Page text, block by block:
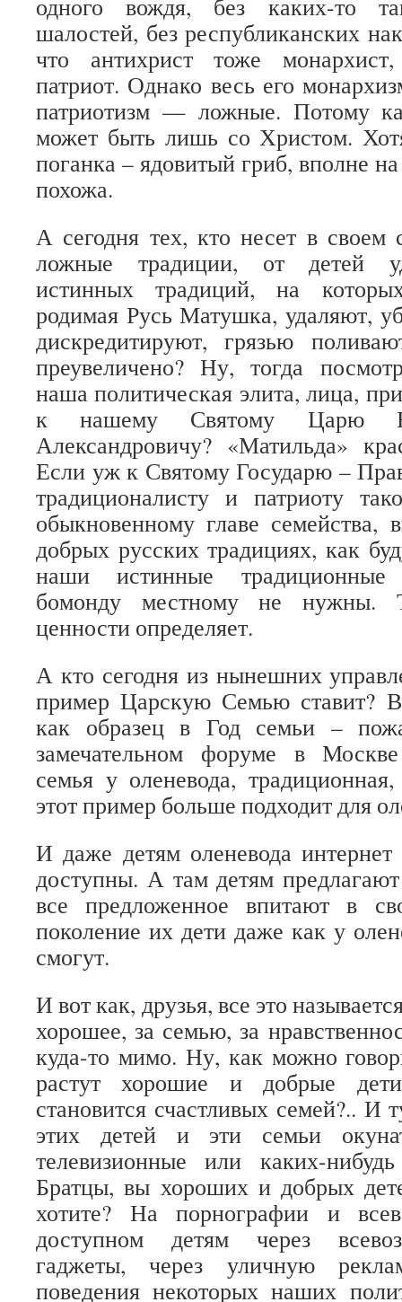
одного вождя, без каких-то
шалостей, без республиканских
что антихрист тоже
патриот. Однако весь его
патриотизм — ложные. Потому
может быть лишь со Христом.
поганка – ядовитый гриб, вполне
похожа.
А сегодня тех, кто несет в своем
ложные традиции, от детей
истинных традиций, на
родимая Русь Матушка, удаляют,
дискредитируют, грязью
преувеличено? Ну, тогда
наша политическая элита, лица,
к нашему Святому Царю
Александровичу? «Матильда»
Если уж к Святому Государю –
традиционалисту и патриоту
обыкновенному главе
добрых русских традициях, как
наши истинные традиционные
бомонду местному не нужны.
ценности определяет.
А кто сегодня из нынешних
пример Царскую Семью ставит?
как образец в Год семьи –
замечательном форуме в
семья у оленевода,
этот пример больше подходит для
И даже детям оленевода интернет
доступны. А там детям
все предложенное впитают в
поколение их дети даже как у
смогут.
И вот как, друзья, все это
хорошее, за семью, за
куда-то мимо. Ну, как можно
растут хорошие и добрые
становится счастливых семей?.. И
этих детей и эти семьи
телевизионные или каких-
Братцы, вы хороших и добрых
хотите? На порнографии и
доступном детям через
гаджеты, через уличную
поведения некоторых наших